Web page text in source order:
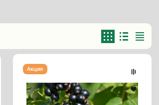
Смородина
"КРАСА
ЛЬВОВА"
Акция